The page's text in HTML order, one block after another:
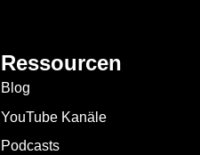
Ressourcen
Blog
YouTube Kanäle
Podcasts